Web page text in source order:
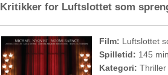
Kritikker for Luftslottet som
Film: Luftslottet
Spilletid: 145 min
Kategori: Thriller